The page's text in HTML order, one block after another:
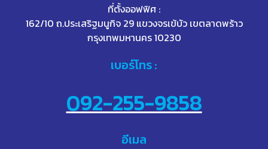
ที่ตั้งออฟฟิศ :
162/10 ถ.ประเสริฐมนูกิจ 29 แขวงจรเข้บัว เขตลาดพร้าว
กรุงเทพมหานคร 10230
เบอร์โทร :
092-255-9858
อีเมล